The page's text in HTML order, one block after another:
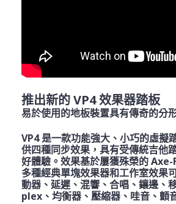
推出新的 VP4 效果器踏板
易於使用的地板裝置具有傳奇的分
VP4 是一款功能強大、小巧的虛擬
供四種同步效果，具有受傳統吉他
好體驗。效果基於屢獲殊榮的
多種經典單塊效果器和工作室效果
動器、延遲、混響、合唱、鑲邊、
plex、均衡器、壓縮器、哇音、顫